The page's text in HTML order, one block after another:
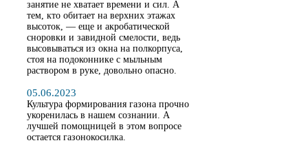
занятие не хватает времени и сил. А
тем, кто обитает на верхних этажах
высоток, — еще и акробатической
сноровки и завидной смелости, ведь
высовываться из окна на полкорпуса,
стоя на подоконнике с мыльным
раствором в руке, довольно опасно.
05.06.2023
Культура формирования газона прочно
укоренилась в нашем сознании. А
лучшей помощницей в этом вопросе
остается газонокосилка.